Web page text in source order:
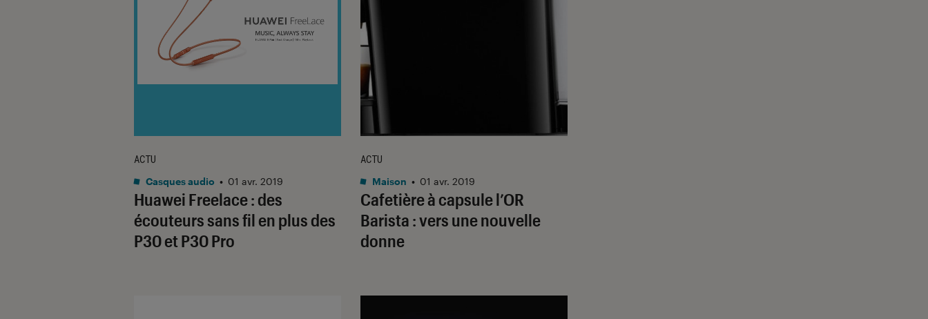
Huawei Freelace : des
écouteurs sans fil en plus des
P30 et P30 Pro
ACTU
Casques audio • 01 avr. 2019
Cafetière à capsule l’OR
Barista : vers une nouvelle
donne
ACTU
Maison • 01 avr. 2019